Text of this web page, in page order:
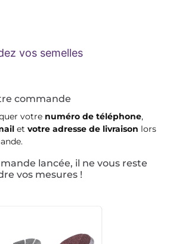
vos semelles
commande
votre numéro de téléphone,
et votre adresse de livraison lors
lancée, il ne vous reste
vos mesures !